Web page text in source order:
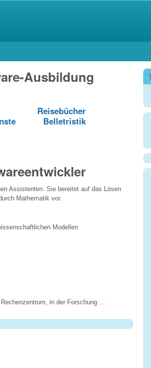
Ausbildung
Reisebücher
Belletristik
Assistenten. Sie bereitet auf das Lösen
Mathematik vor.
Modellen
in der Forschung …